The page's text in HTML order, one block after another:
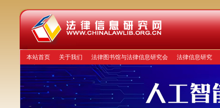
本站首页 关于我们 法律图书馆与法律信息研究会 法律信息研究